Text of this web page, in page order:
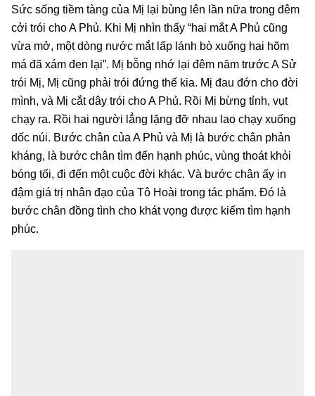
Sức sống tiềm tàng của Mị lại bùng lên lần nữa trong đêm
cởi trói cho A Phủ. Khi Mị nhìn thấy “hai mắt A Phủ cũng
vừa mở, một dòng nước mắt lấp lánh bò xuống hai hõm
má đã xám đen lại”. Mị bỗng nhớ lại đêm năm trước A Sử
trói Mị, Mị cũng phải trói đứng thế kia. Mị đau đớn cho đời
mình, và Mị cắt dây trói cho A Phủ. Rồi Mị bừng tỉnh, vụt
chạy ra. Rồi hai người lẳng lặng đỡ nhau lao chạy xuống
dốc núi. Bước chân của A Phủ và Mị là bước chân phản
kháng, là bước chân tìm đến hạnh phúc, vùng thoát khỏi
bóng tối, đi đến một cuộc đời khác. Và bước chân ấy in
đậm giá trị nhân đạo của Tô Hoài trong tác phẩm. Đó là
bước chân đồng tình cho khát vọng được kiếm tìm hạnh
phúc.